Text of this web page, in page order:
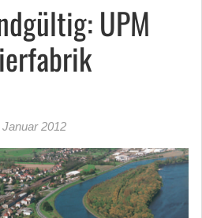
UPM
Januar 2012